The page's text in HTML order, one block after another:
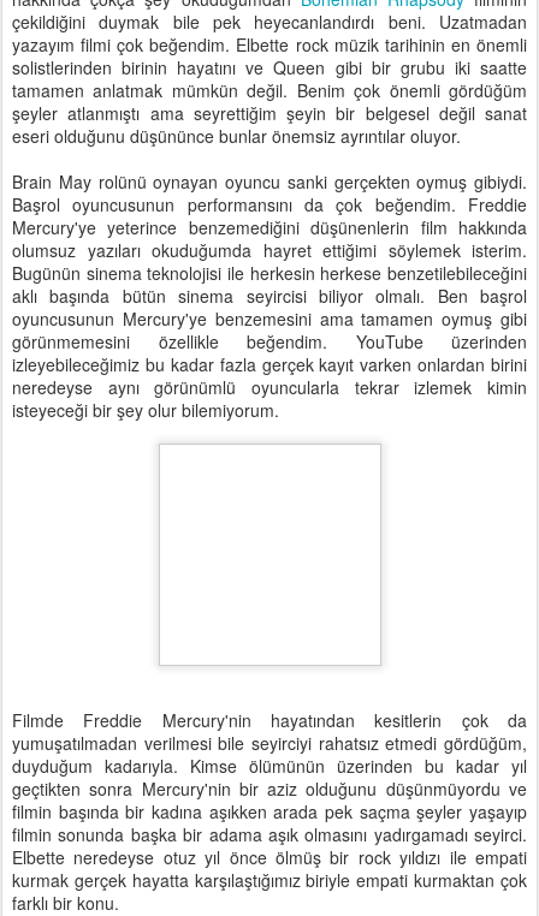
çekildiğini duymak bile pek heyecanlandırdı beni. Uzatmadan
yazayım filmi çok beğendim. Elbette rock müzik tarihinin en önemli
solistlerinden birinin hayatını ve Queen gibi bir grubu iki saatte
tamamen anlatmak mümkün değil. Benim çok önemli gördüğüm
şeyler atlanmıştı ama seyrettiğim şeyin bir belgesel değil sanat
eseri olduğunu düşününce bunlar önemsiz ayrıntılar oluyor.
Brain May rolünü oynayan oyuncu sanki gerçekten oymuş gibiydi.
Başrol oyuncusunun performansını da çok beğendim. Freddie
Mercury'ye yeterince benzemediğini düşünenlerin film hakkında
olumsuz yazıları okuduğumda hayret ettiğimi söylemek isterim.
Bugünün sinema teknolojisi ile herkesin herkese benzetilebileceğini
aklı başında bütün sinema seyircisi biliyor olmalı. Ben başrol
oyuncusunun Mercury'ye benzemesini ama tamamen oymuş gibi
görünmemesini özellikle beğendim. YouTube üzerinden
izleyebileceğimiz bu kadar fazla gerçek kayıt varken onlardan birini
neredeyse aynı görünümlü oyuncularla tekrar izlemek kimin
isteyeceği bir şey olur bilemiyorum.
Filmde Freddie Mercury'nin hayatından kesitlerin çok da
yumuşatılmadan verilmesi bile seyirciyi rahatsız etmedi gördüğüm,
duyduğum kadarıyla. Kimse ölümünün üzerinden bu kadar yıl
geçtikten sonra Mercury'nin bir aziz olduğunu düşünmüyordu ve
filmin başında bir kadına aşıkken arada pek saçma şeyler yaşayıp
filmin sonunda başka bir adama aşık olmasını yadırgamadı seyirci.
Elbette neredeyse otuz yıl önce ölmüş bir rock yıldızı ile empati
kurmak gerçek hayatta karşılaştığımız biriyle empati kurmaktan çok
farklı bir konu.